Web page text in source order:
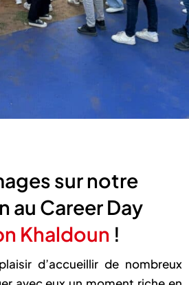
sur notre
Career Day
Khaldoun !
d’accueillir de nombreux